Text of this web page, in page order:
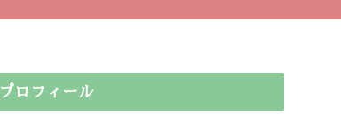
プロフィール